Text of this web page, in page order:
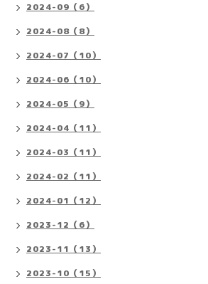
2024-09（6）
2024-08（8）
2024-07（10）
2024-06（10）
2024-05（9）
2024-04（11）
2024-03（11）
2024-02（11）
2024-01（12）
2023-12（6）
2023-11（13）
2023-10（15）